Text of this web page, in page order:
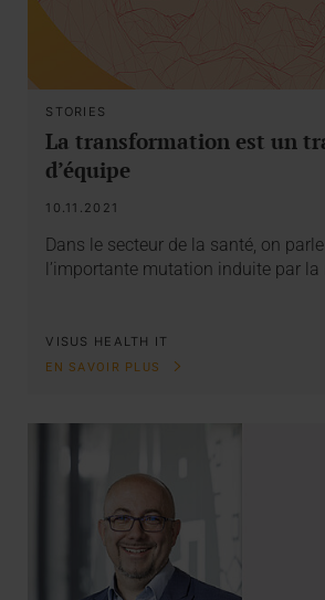
STORIES
La transformation est un
d’équipe
10.11.2021
Dans le secteur de la santé, on
l’importante mutation induite par
VISUS HEALTH IT
EN SAVOIR PLUS